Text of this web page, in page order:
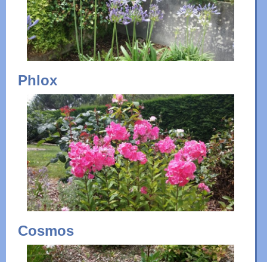
Phlox
Cosmos